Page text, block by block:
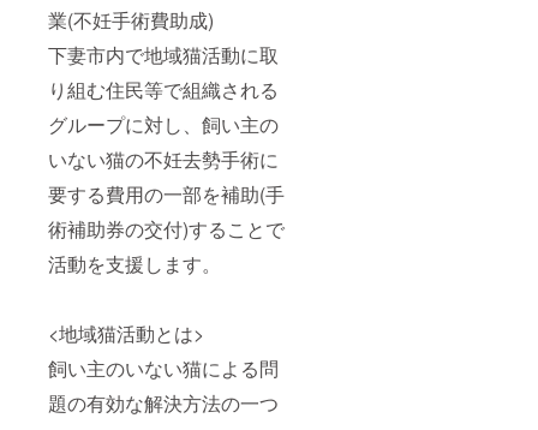
業(不妊手術費助成)
下妻市内で地域猫活動に取
り組む住民等で組織される
グループに対し、飼い主の
いない猫の不妊去勢手術に
要する費用の一部を補助(手
術補助券の交付)することで
活動を支援します。
<地域猫活動とは>
飼い主のいない猫による問
題の有効な解決方法の一つ